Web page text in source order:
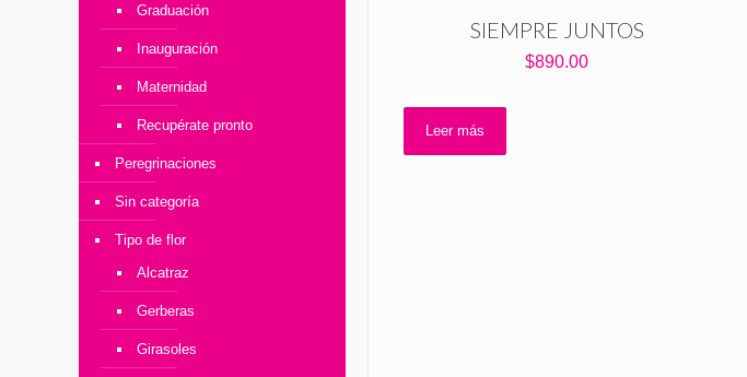
SIEMPRE JUNTOS
$890.00
Leer más
Graduación
Inauguración
Maternidad
Recupérate pronto
Peregrinaciones
Sin categoría
Tipo de flor
Alcatraz
Gerberas
Girasoles